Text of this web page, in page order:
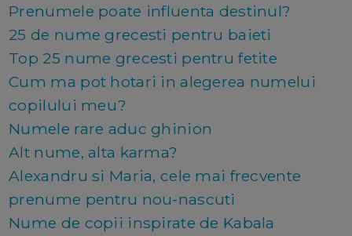
Prenumele poate influenta destinul?
25 de nume grecesti pentru baieti
Top 25 nume grecesti pentru fetite
Cum ma pot hotari in alegerea numelui
copilului meu?
Numele rare aduc ghinion
Alt nume, alta karma?
Alexandru si Maria, cele mai frecvente
prenume pentru nou-nascuti
Nume de copii inspirate de Kabala